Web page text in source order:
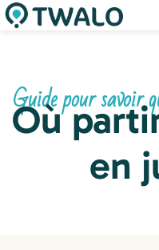
Guide pour savoir
Où
en